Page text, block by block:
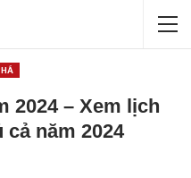
2024 – Xem lịch
cả năm 2024